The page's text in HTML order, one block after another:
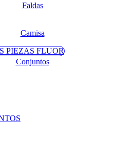
Faldas
Camisa
Conjuntos